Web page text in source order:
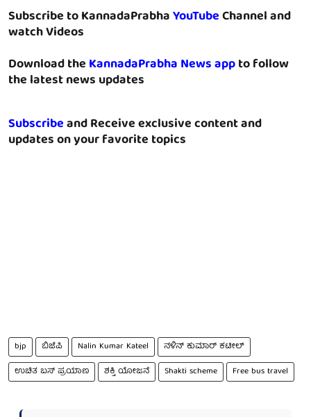
Subscribe to KannadaPrabhaYouTubeChannel and
watch Videos
Download theKannadaPrabha News appto follow
the latest news updates
Subscribeand Receive exclusive content and
updates on your favorite topics
bjp ಬಿಜೆಪಿ Nalin Kumar Kateel
ನಳಿನ್ ಕುಮಾರ್ ಕಟೀಲ್
ಉಚಿತ ಬಸ್ ಪ್ರಯಾಣ
ಶಕ್ತಿ ಯೋಜನೆ Shakti scheme Free bus travel